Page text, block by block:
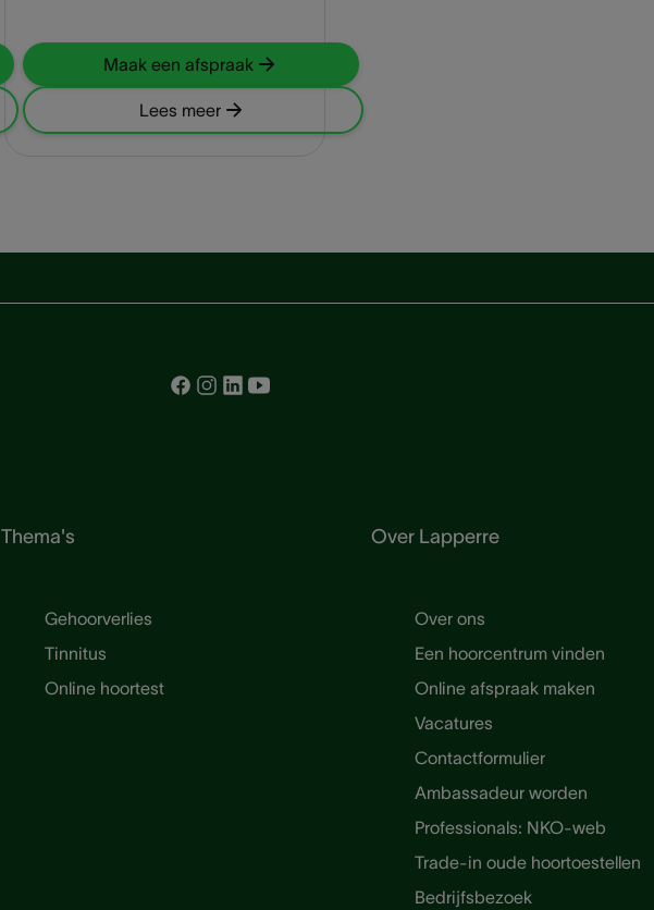
Maak een afspraak
Lees meer
Thema's
Gehoorverlies
Tinnitus
Online hoortest
Over Lapperre
Over ons
Een hoorcentrum vinden
Online afspraak maken
Vacatures
Contactformulier
Ambassadeur worden
Professionals: NKO-web
Trade-in oude hoortoestellen
Bedrijfsbezoek